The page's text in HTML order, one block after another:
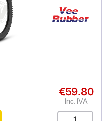
€59.80
Inc. IVA